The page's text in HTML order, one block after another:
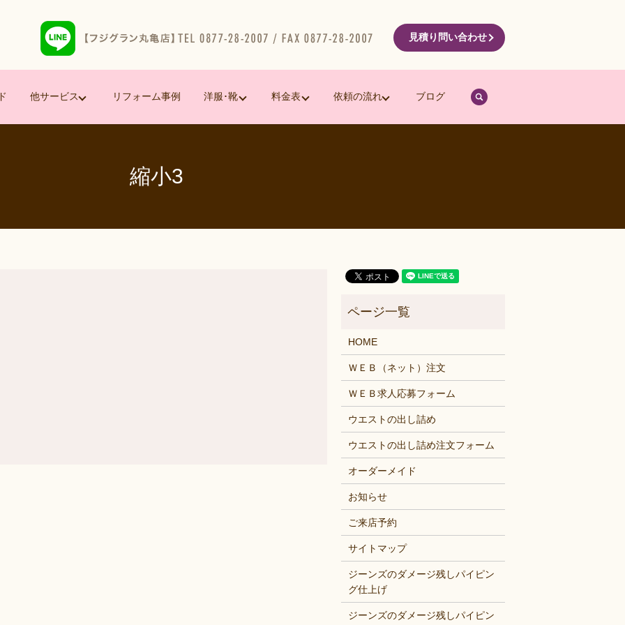
見積り問い合わせ
他サービス リフォーム事例 洋服･靴 料金表 依頼の流れ ブログ
縮小3
HOME
ＷＥＢ（ネット）注文
ＷＥＢ求人応募フォーム
ウエストの出し詰め
ウエストの出し詰め注文フォーム
オーダーメイド
お知らせ
ご来店予約
サイトマップ
ジーンズのダメージ残しパイピン
グ仕上げ
ジーンズのダメージ残しパイピン